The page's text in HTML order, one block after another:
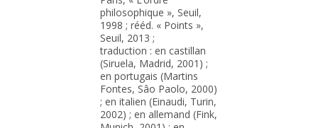
philosophique », Seuil,
1998 ; rééd. « Points »,
Seuil, 2013 ;
traduction : en castillan
(Siruela, Madrid, 2001) ;
en portugais (Martins
Fontes, Sâo Paolo, 2000)
; en italien (Einaudi, Turin,
2002) ; en allemand (Fink,